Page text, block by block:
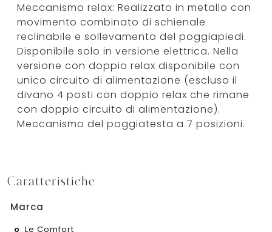
Meccanismo relax: Realizzato in metallo con
movimento combinato di schienale
reclinabile e sollevamento del poggiapiedi.
Disponibile solo in versione elettrica. Nella
versione con doppio relax disponibile con
unico circuito di alimentazione (escluso il
divano 4 posti con doppio relax che rimane
con doppio circuito di alimentazione).
Meccanismo del poggiatesta a 7 posizioni.
Caratteristiche
Marca
Le Comfort